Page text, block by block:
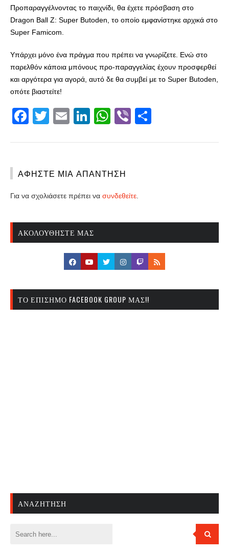
Προπαραγγέλνοντας το παιχνίδι, θα έχετε πρόσβαση στο
Dragon Ball Z: Super Butoden, το οποίο εμφανίστηκε αρχικά στο
Super Famicom.
Υπάρχει μόνο ένα πράγμα που πρέπει να γνωρίζετε. Ενώ στο
παρελθόν κάποια μπόνους προ-παραγγελίας έχουν προσφερθεί
και αργότερα για αγορά, αυτό δε θα συμβεί με το Super Butoden,
οπότε βιαστείτε!
Facebook
Twitter
EmailLinkedIn
WhatsApp
Viber
ΑΦΉΣΤΕ ΜΙΑ ΑΠΆΝΤΗΣΗ
Για να σχολιάσετε πρέπει να συνδεθείτε
ΑΚΟΛΟΥΘΉΣΤΕ ΜΑΣ
ΤΟ ΕΠΊΣΗΜΟ FACEBOOK GROUP ΜΑΣ!!
ΑΝΑΖΉΤΗΣΗ